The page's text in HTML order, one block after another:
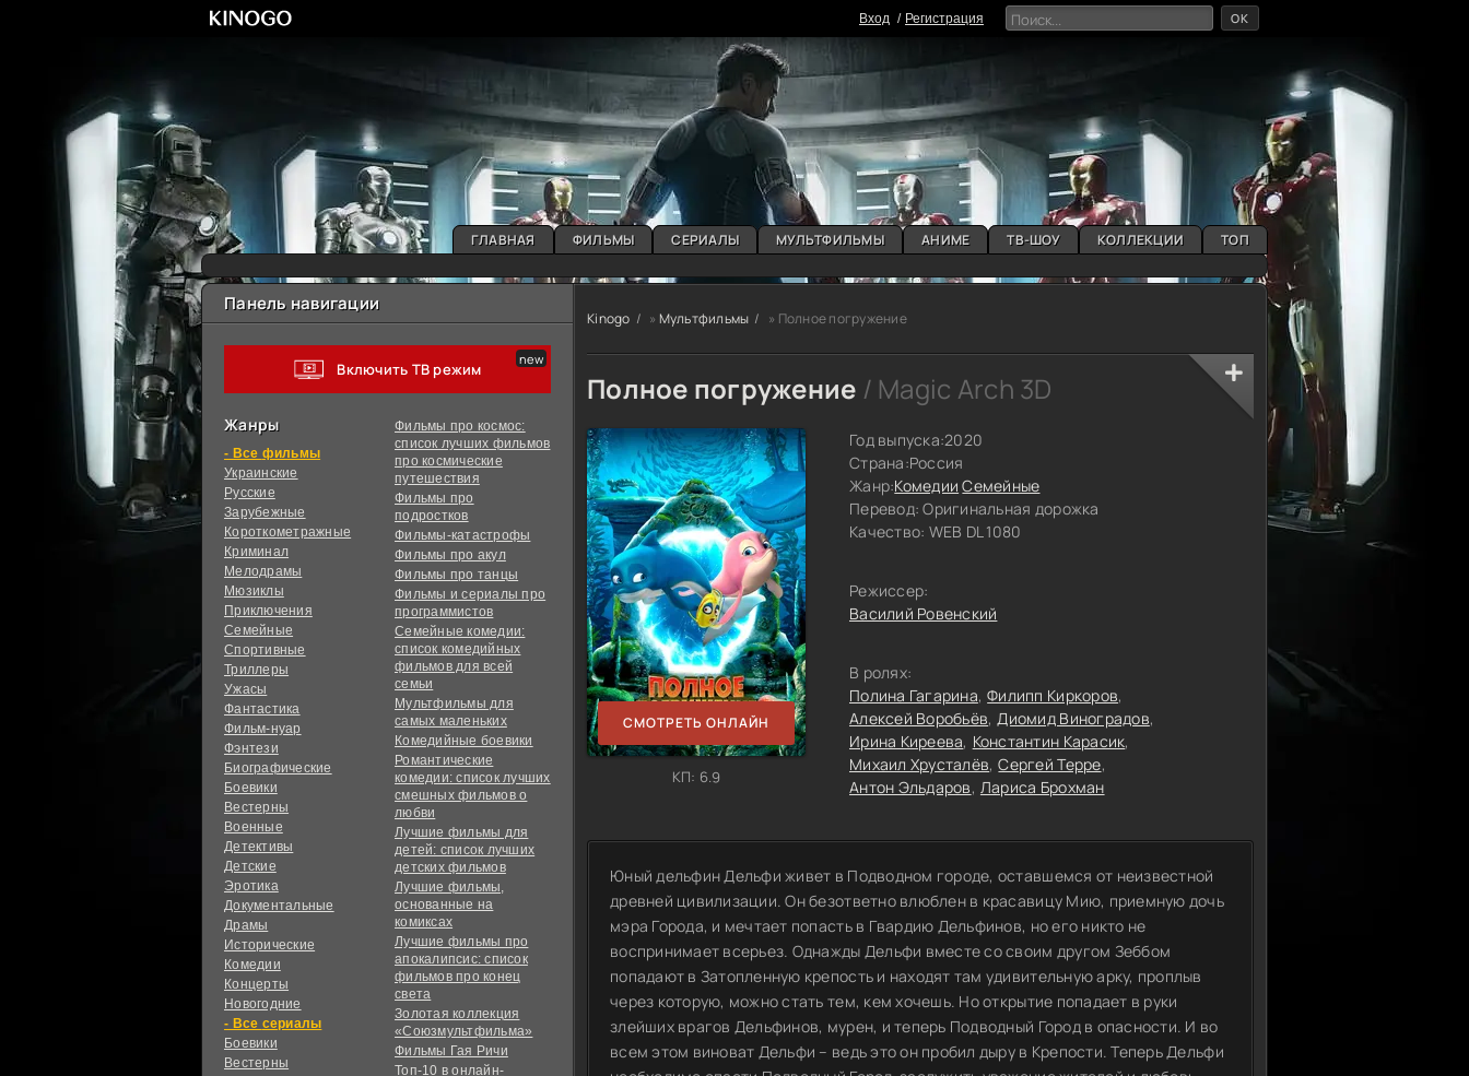
Вxoд Регистрация OK
ГЛАВНАЯ ФИЛЬМЫ СЕРИАЛЫ МУЛЬТФИЛЬМЫ АНИМЕ ТВ-ШОУ КОЛЛЕКЦИИ ТОП
Панель навигации
Включить ТВ режим
Жанры
фильмы
Украинcкие
Русские
Зарубежные
Короткометражные
Криминал
Мелодрамы
Мюзиклы
Приключения
Семейные
Спортивные
Триллеры
Ужасы
Фантастика
Фильм-нуар
Фэнтези
Биографические
Боевики
Вестерны
Военные
Детективы
Детские
Эротика
Документальные
Драмы
Исторические
Комедии
Концерты
Новогодние
сериалы
Боевики
Вестерны
Фильмы про космос:
список лучших фильмов
про космические
путешествия
Фильмы про
подростков
Фильмы-катастрофы
Фильмы про акул
Фильмы про танцы
Фильмы и сериалы про
программистов
Семейные комедии:
список комедийных
фильмов для всей
семьи
Мультфильмы для
самых маленьких
Комедийные боевики
Романтические
комедии: список лучших
смешных фильмов о
любви
Лучшие фильмы для
детей: список лучших
детских фильмов
Лучшие фильмы,
основанные на
комиксах
Лучшие фильмы про
апокалипсис: список
фильмов про конец
света
Золотая коллекция
«Союзмультфильма»
Фильмы Гая Ричи
Топ-10 в онлайн-
Kinogo » Мультфильмы » Полное погружение
Полное погружение / Magic Arch 3D
СМОТРЕТЬ ОНЛАЙН
КП: 6.9
Год выпуска:2020
Страна:Россия
Жанр:Комедии Семейные
Перевод:Оригинальная дорожка
Качество: WEB DL 1080
Режиссер:
Василий Ровенский
В ролях:
Полина Гагарина Филипп Киркоров
Алексей Воробьёв Диомид Виноградов
Ирина Киреева Константин Карасик
Михаил Хрусталёв Сергей Терре
Антон Эльдаров Лариса Брохман
Юный дельфин Дельфи живет в Подводном городе, оставшемся от неизвестной
древней цивилизации. Он безответно влюблен в красавицу Мию, приемную дочь
мэра Города, и мечтает попасть в Гвардию Дельфинов, но его никто не
воспринимает всерьез. Однажды Дельфи вместе со своим другом Зеббом
попадают в Затопленную крепость и находят там удивительную арку, проплыв
через которую, можно стать тем, кем хочешь. Но открытие попадает в руки
злейших врагов Дельфинов, мурен, и теперь Подводный Город в опасности. И во
всем этом виноват Дельфи – ведь это он пробил дыру в Крепости. Теперь Дельфи